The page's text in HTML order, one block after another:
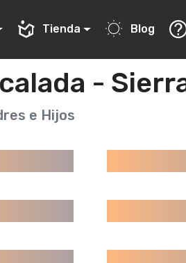
Tienda Blog
-
e Hijos